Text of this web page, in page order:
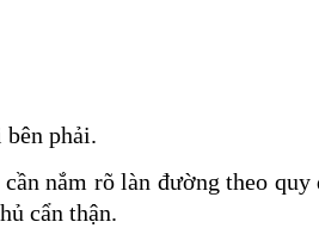
phải.
nắm rõ làn đường theo quy
cẩn thận.